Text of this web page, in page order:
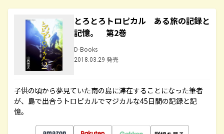
とろとろトロピカル ある旅の記録と
記憶。 第2巻
D-Books
2018.03.29 発売
子供の頃から夢見ていた南の島に滞在することになった筆者
が、島で出合うトロピカルでマジカルな45日間の記録と記
憶。